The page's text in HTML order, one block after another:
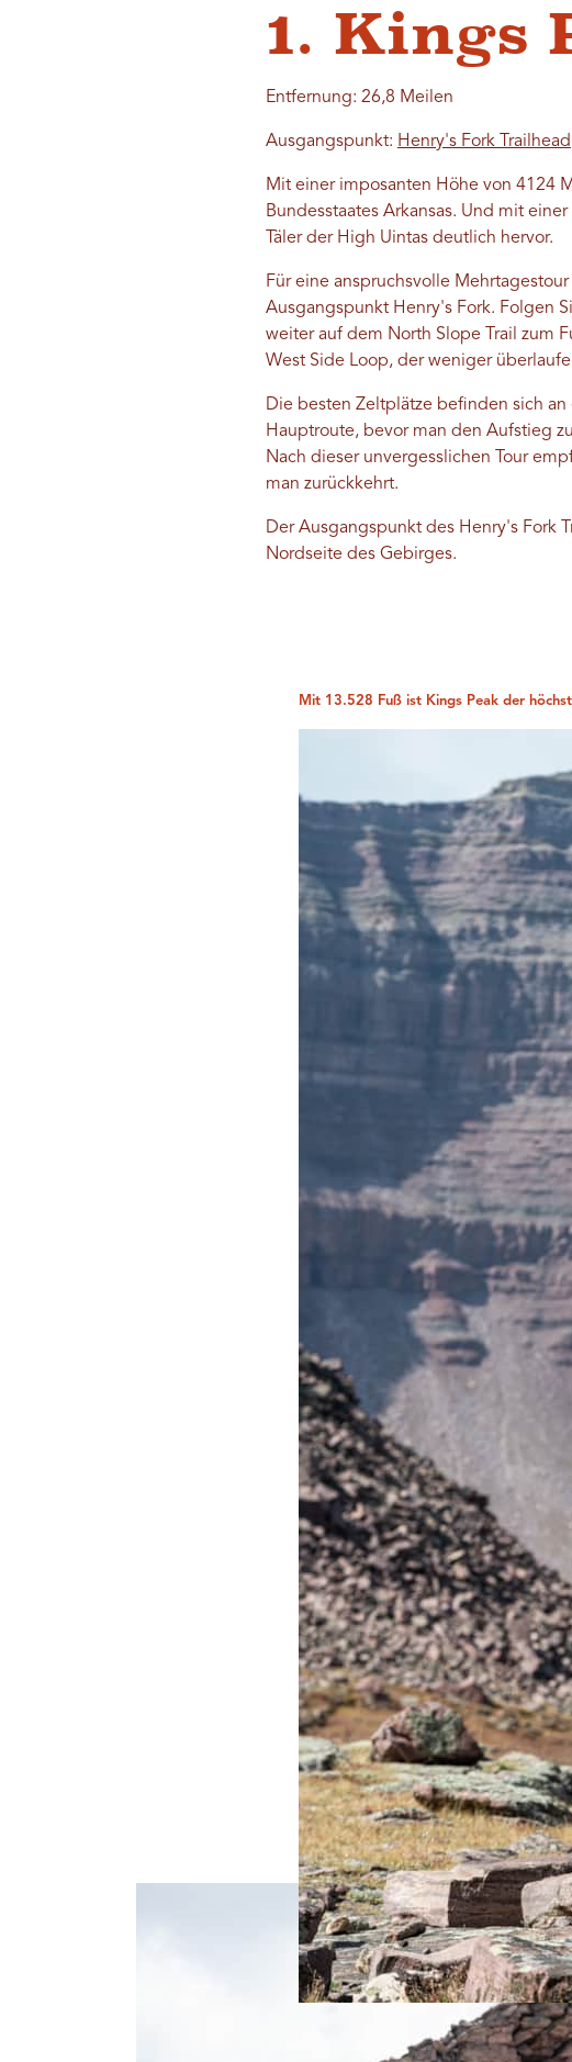
1. Kings
Entfernung: 26,8 Meilen
Ausgangspunkt: Henry's Fork Trailhead
Mit einer imposanten Höhe von 4124
Bundesstaates Arkansas. Und mit
Täler der High Uintas deutlich hervor.
Für eine anspruchsvolle
Ausgangspunkt Henry's Fork. Folgen
weiter auf dem North Slope Trail zum
West Side Loop, der weniger
Die besten Zeltplätze befinden sich
Hauptroute, bevor man den Aufstieg
Nach dieser unvergesslichen Tour
man zurückkehrt.
Der Ausgangspunkt des Henry's Fork
Nordseite des Gebirges.
Mit 13.528 Fuß ist Kings Peak der